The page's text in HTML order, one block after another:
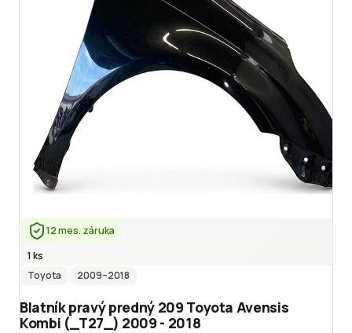
12 mes. záruka
1 ks
Toyota
2009–2018
Blatník pravý predný 209 Toyota Avensis
Kombi (_T27_) 2009 - 2018